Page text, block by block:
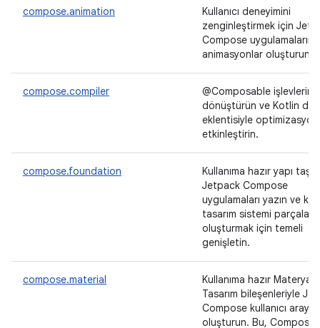
compose.animation
Kullanıcı deneyimini
zenginleştirmek için
Compose
animasyonlar oluşturun.
compose.compiler
@Composable işlevlerini
dönüştürün ve Kotlin
eklentisiyle
etkinleştirin.
compose.foundation
Kullanıma hazır yapı
Jetpack Compose
uygulamaları yazın ve
tasarım sistemi
oluşturmak için temeli
genişletin.
compose.material
Kullanıma hazır Materyal
Tasarım bileşenleriyle
Compose kullanıcı
oluşturun. Bu,